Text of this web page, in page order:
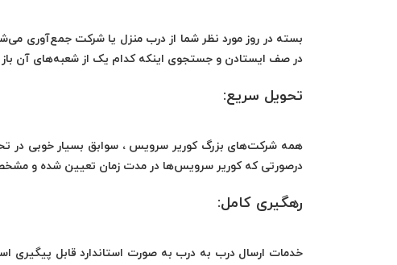
بسته در روز مورد نظر شما از درب ‌منزل یا شرکت جمع‌آوری
در صف ایستادن و جستجوی اینکه کدام یک از شعبه‌های آن
تحویل سریع:
همه شرکت‌های بزرگ کوریر سرویس‌ ، سوابق بسیار خوبی در
درصورتی که کوریر سرویس‌ها در مدت زمان تعیین شده و
رهگیری کامل:
خدمات ارسال درب به درب‌ به صورت استاندارد قابل پیگیری